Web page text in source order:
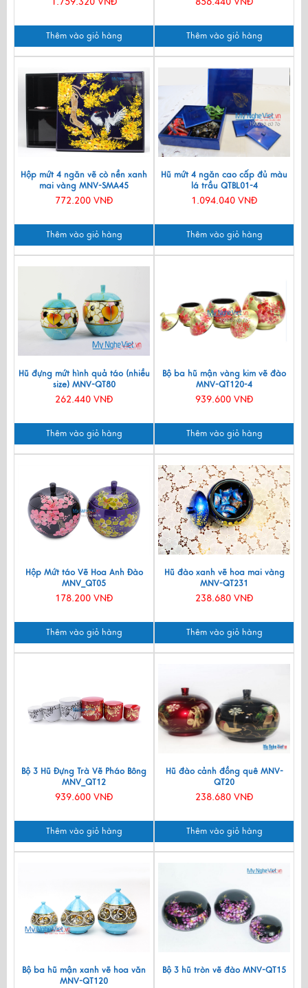
Thêm vào giỏ hàng Thêm vào giỏ hàng
Hộp mứt 4 ngăn vẽ cò nền xanh
mai vàng MNV-SMA45
772.200 VNĐ
Thêm vào giỏ hàng
Hũ mứt 4 ngăn cao cấp đủ màu
lá trầu QTBL01-4
1.094.040 VNĐ
Thêm vào giỏ hàng
Hũ đựng mứt hình quả táo (nhiều
size) MNV-QT80
262.440 VNĐ
Thêm vào giỏ hàng
Bộ ba hũ mận vàng kim vẽ đào
MNV-QT120-4
939.600 VNĐ
Thêm vào giỏ hàng
Hộp Mứt táo Vẽ Hoa Anh Đào
MNV_QT05
178.200 VNĐ
Thêm vào giỏ hàng
Hũ đào xanh vẽ hoa mai vàng
MNV-QT231
238.680 VNĐ
Thêm vào giỏ hàng
Bộ 3 Hũ Đựng Trà Vẽ Pháo Bông
MNV_QT12
939.600 VNĐ
Thêm vào giỏ hàng
Hũ đào cảnh đồng quê MNV-
QT20
238.680 VNĐ
Thêm vào giỏ hàng
Bộ ba hũ mận xanh vẽ hoa văn
MNV-QT120
Bộ 3 hũ tròn vẽ đào MNV-QT15